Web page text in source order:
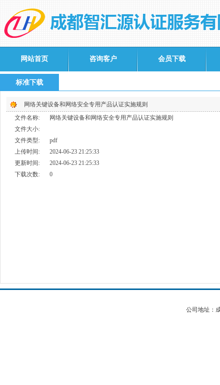
网站首页 咨询客户 会员下载
标准下载
网络关键设备和网络安全专用产品认证实施规则
文件名称:
网络关键设备和网络安全专用产品认证实施规则
文件大小:
文件类型:
pdf
上传时间:
2024-06-23 21:25:33
更新时间:
2024-06-23 21:25:33
下载次数:
0
公司地址：